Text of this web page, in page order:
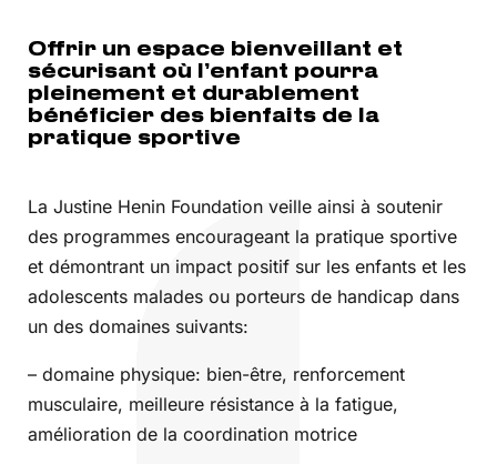
Offrir un espace bienveillant et
sécurisant où l ’enfant pourra
pleinement et durablement
bénéficier des bienfaits de la
pratique sportive
La Justine Henin Foundation veille ainsi à soutenir
des programmes encourageant la pratique sportive
et démontrant un impact positif sur les enfants et les
adolescents malades ou porteurs de handicap dans
un des domaines suivants:
– domaine physique: bien-être, renforcement
musculaire, meilleure résistance à la fatigue,
amélioration de la coordination motrice